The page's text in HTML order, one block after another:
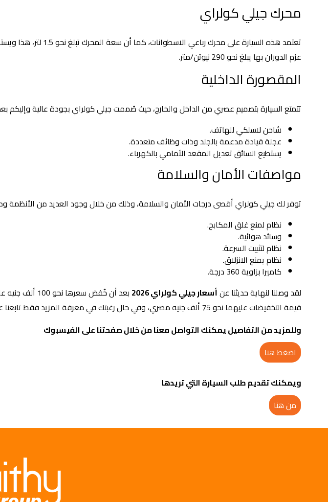
محرك جيلي كولراي
عزم الدوران بها يبلغ نحو 290 نيوتن/متر.
المقصورة الداخلية
تتمتع السيارة بتصميم عصري من الداخل والخارج، حيث صُممت جيلي كولراي بجودة عالية وإليكم
شاحن لاسلكي للهاتف.
عجلة قيادة مدعمة بالجلد وذات وظائف متعددة.
يستطيع السائق تعديل المقعد الأمامي بالكهرباء.
مواصفات الأمان والسلامة
توفر لك جيلي كولراي أقصى درجات الأمان والسلامة، وذلك من خلال وجود العديد من الأنظمة
نظام لمنع غلق المكابح.
وسائد هوائية.
نظام لتثبيت السرعة.
نظام يمنع الانزلاق.
كاميرا بزاوية 360 درجة.
لقد وصلنا لنهاية حديثنا عنأسعار جيلي كولراي 2026
بعد أن خُفض
قيمة التخفيضات عليهما نحو 75 ألف جنيه مصري، وفي حال رغبتك في معرفة المزيد فقط تابعنا عبر الليثي أوتو جروب.
وللمزيد من التفاصيل يمكنك التواصل معنا من خلال صفحتنا على الفيسبوك
اضغط هنا
ويمكنك تقديم طلب السيارة التي تريدها
من هنا